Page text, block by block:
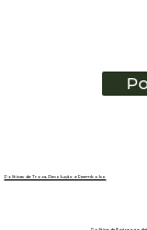
Políticas de Troca, Devolução e Reembolso